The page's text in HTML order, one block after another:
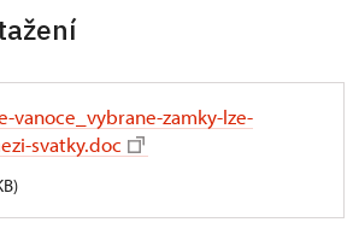
vanoce_vybrane-zamky-lze-
svatky.doc